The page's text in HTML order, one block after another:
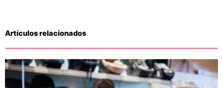
Artículos relacionados